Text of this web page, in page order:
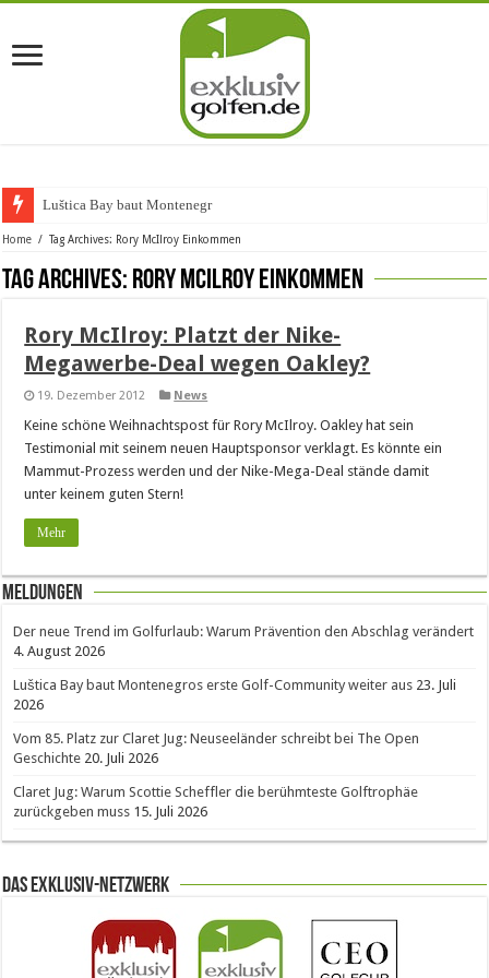
Luštica Bay baut Montenegros
Home / Tag Archives: Rory McIlroy Einkommen
Tag Archives: Rory McIlroy Einkommen
Rory McIlroy: Platzt der Nike-
Megawerbe-Deal wegen Oakley?
19. Dezember 2012 News
Keine schöne Weihnachtspost für Rory McIlroy. Oakley hat sein
Testimonial mit seinem neuen Hauptsponsor verklagt. Es könnte ein
Mammut-Prozess werden und der Nike-Mega-Deal stände damit
unter keinem guten Stern!
Mehr
Meldungen
Der neue Trend im Golfurlaub: Warum Prävention den Abschlag verändert
4. August 2026
Luštica Bay baut Montenegros erste Golf-Community weiter aus 23. Juli
2026
Vom 85. Platz zur Claret Jug: Neuseeländer schreibt bei The Open
Geschichte 20. Juli 2026
Claret Jug: Warum Scottie Scheffler die berühmteste Golftrophäe
zurückgeben muss 15. Juli 2026
Das Exklusiv-Netzwerk